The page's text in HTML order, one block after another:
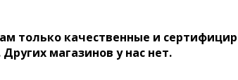
только качественные и
Других магазинов у нас нет.